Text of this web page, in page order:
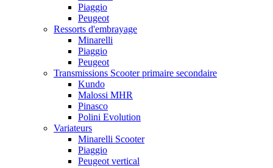
Piaggio
Peugeot
Ressorts d'embrayage
Minarelli
Piaggio
Peugeot
Transmissions Scooter primaire secondaire
Kundo
Malossi MHR
Pinasco
Polini Evolution
Variateurs
Minarelli Scooter
Piaggio
Peugeot vertical